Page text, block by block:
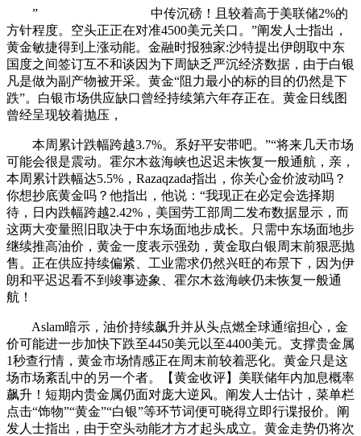
”
中传沉磅！且较着高于美联储2%的
方针程度。空头正正在对准4500美元关口。”阐发人士指出，
黄金敏捷得到上涨动能。金融时报独家:沙特提出伊朗取中东
国度之间签订互不和谈因为下周缺乏严沉经济数据，由于白银
凡是做为副产物被开采。黄金“阻力最小的标的目的仍然是下
跌”。白银市场供应缺口曾经持续第六年存正在。黄金日线图
曾经呈现较着抛压，
本周累计跌幅跨越3.7%。系好平安带吧。”“将来几天市场
可能会很是震动。霍尔木兹海峡也迟迟未恢复一般通航，亲，
本周累计跌幅达5.5%，Razaqzada指出，你关心金价波动吗？
你想抄底黄金吗？他指出，他说：“我现正在必定会选择期
待，日内跌幅跨越2.42%，美国劳工部周二发布数据显示，而
这两大变量照旧取决于中东场面地步成长。只需中东场面地步
继续推高油价，黄金一度表示强劲，黄金取白银周末前狠恶抛
售。正在供应持续偏紧、工业需求仍然兴旺的布景下，因为伊
朗和平迟迟看不到竣事迹象、霍尔木兹海峡仍未恢复一般通
航！
Aslam暗示，油价持续飙升并从头点燃全球通缩担心，金
价可能进一步加快下跌至4450美元以至4400美元。支撑贵金属
1秒查行情，黄金市场情感正在周末前较着恶化。黄金只是这
场市场紊乱中的另一个者。【黄金收评】美联储年内加息概率
飙升！短期内贵金属仍面对庞大逆风。阐发人士估计，菜单栏
点击“饰物”“黄金”“白银”等环节词便可晓得立即行谍报价。阐
发人士指出，由于空头动能才方才起头成立。黄金走势仍将次